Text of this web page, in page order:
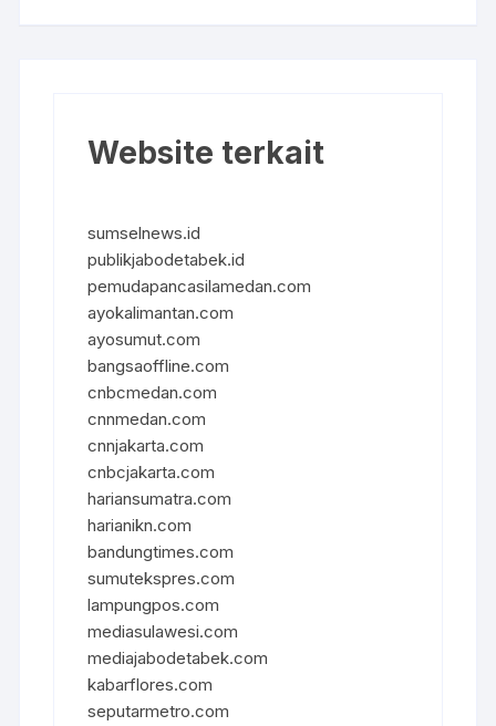
Website terkait
sumselnews.id
publikjabodetabek.id
pemudapancasilamedan.com
ayokalimantan.com
ayosumut.com
bangsaoffline.com
cnbcmedan.com
cnnmedan.com
cnnjakarta.com
cnbcjakarta.com
hariansumatra.com
harianikn.com
bandungtimes.com
sumutekspres.com
lampungpos.com
mediasulawesi.com
mediajabodetabek.com
kabarflores.com
seputarmetro.com